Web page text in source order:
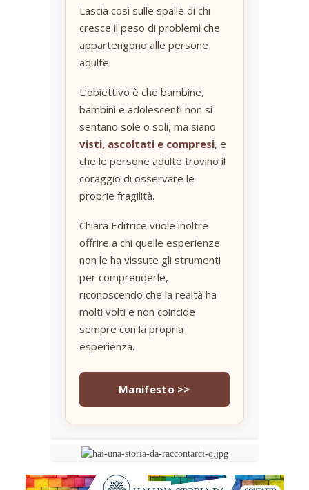
Lascia così sulle spalle di chi
cresce il peso di problemi che
appartengono alle persone
adulte.
L’obiettivo è che bambine,
bambini e adolescenti non si
sentano sole o soli, ma siano
visti, ascoltati e compresi, e
che le persone adulte trovino il
coraggio di osservare le
proprie fragilità.
Chiara Editrice vuole inoltre
offrire a chi quelle esperienze
non le ha vissute gli strumenti
per comprenderle,
riconoscendo che la realtà ha
molti volti e non coincide
sempre con la propria
esperienza.
Manifesto >>